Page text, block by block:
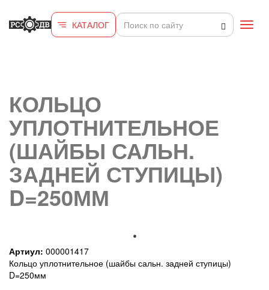
КАТАЛОГ
КОЛЬЦО
УПЛОТНИТЕЛЬНОЕ
(ШАЙБЫ САЛЬН.
ЗАДНЕЙ СТУПИЦЫ)
D=250ММ
Артиул: 000001417
Кольцо уплотнительное (шайбы сальн. задней ступицы)
D=250мм